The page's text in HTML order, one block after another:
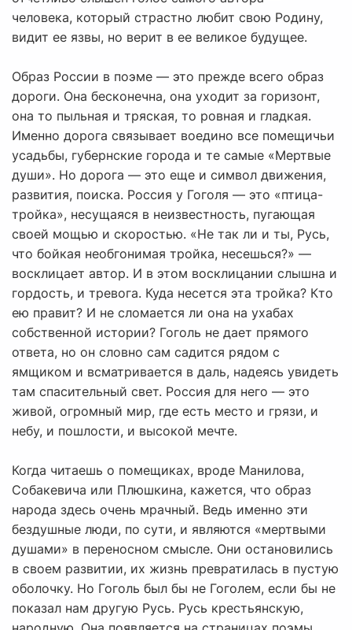
человека, который страстно любит свою Родину,
видит ее язвы, но верит в ее великое будущее.
Образ России в поэме — это прежде всего образ
дороги. Она бесконечна, она уходит за горизонт,
она то пыльная и тряская, то ровная и гладкая.
Именно дорога связывает воедино все помещичьи
усадьбы, губернские города и те самые «Мертвые
души». Но дорога — это еще и символ движения,
развития, поиска. Россия у Гоголя — это «птица-
тройка», несущаяся в неизвестность, пугающая
своей мощью и скоростью. «Не так ли и ты, Русь,
что бойкая необгонимая тройка, несешься?» —
восклицает автор. И в этом восклицании слышна и
гордость, и тревога. Куда несется эта тройка? Кто
ею правит? И не сломается ли она на ухабах
собственной истории? Гоголь не дает прямого
ответа, но он словно сам садится рядом с
ямщиком и всматривается в даль, надеясь увидеть
там спасительный свет. Россия для него — это
живой, огромный мир, где есть место и грязи, и
небу, и пошлости, и высокой мечте.
Когда читаешь о помещиках, вроде Манилова,
Собакевича или Плюшкина, кажется, что образ
народа здесь очень мрачный. Ведь именно эти
бездушные люди, по сути, и являются «мертвыми
душами» в переносном смысле. Они остановились
в своем развитии, их жизнь превратилась в пустую
оболочку. Но Гоголь был бы не Гоголем, если бы не
показал нам другую Русь. Русь крестьянскую,